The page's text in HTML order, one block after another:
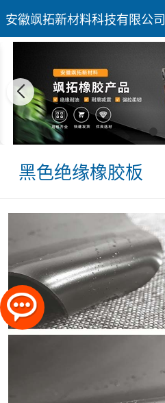
安徽飒拓新材料科技有限公司
黑色绝缘橡胶板